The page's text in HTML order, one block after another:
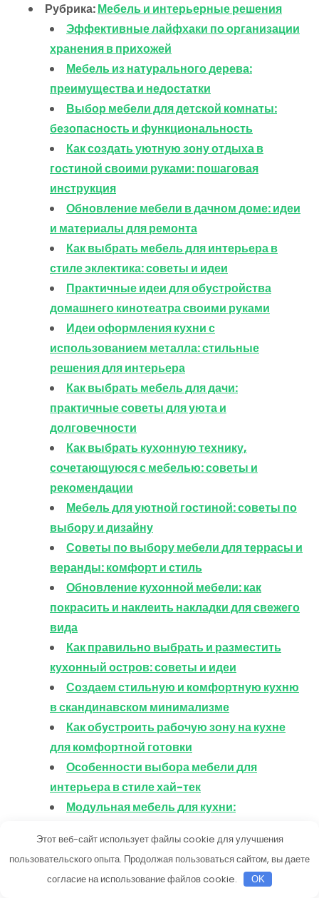
Рубрика:Мебель и интерьерные решения
Эффективные лайфхаки по организации
хранения в прихожей
Мебель из натурального дерева:
преимущества и недостатки
Выбор мебели для детской комнаты:
безопасность и функциональность
Как создать уютную зону отдыха в
гостиной своими руками: пошаговая
инструкция
Обновление мебели в дачном доме: идеи
и материалы для ремонта
Как выбрать мебель для интерьера в
стиле эклектика: советы и идеи
Практичные идеи для обустройства
домашнего кинотеатра своими руками
Идеи оформления кухни с
использованием металла: стильные
решения для интерьера
Как выбрать мебель для дачи:
практичные советы для уюта и
долговечности
Как выбрать кухонную технику,
сочетающуюся с мебелью: советы и
рекомендации
Мебель для уютной гостиной: советы по
выбору и дизайну
Советы по выбору мебели для террасы и
веранды: комфорт и стиль
Обновление кухонной мебели: как
покрасить и наклеить накладки для свежего
вида
Как правильно выбрать и разместить
кухонный остров: советы и идеи
Создаем стильную и комфортную кухню
в скандинавском минимализме
Как обустроить рабочую зону на кухне
для комфортной готовки
Особенности выбора мебели для
интерьера в стиле хай-тек
Модульная мебель для кухни:
Экологичная мебель для дома и дачи: как
выбрать безопасно и качественно
Идеи организации кухонных шкафов для
Этот веб-сайт использует файлы cookie для улучшения
пользовательского опыта. Продолжая пользоваться сайтом, вы даете
согласие на использование файлов cookie.
OK